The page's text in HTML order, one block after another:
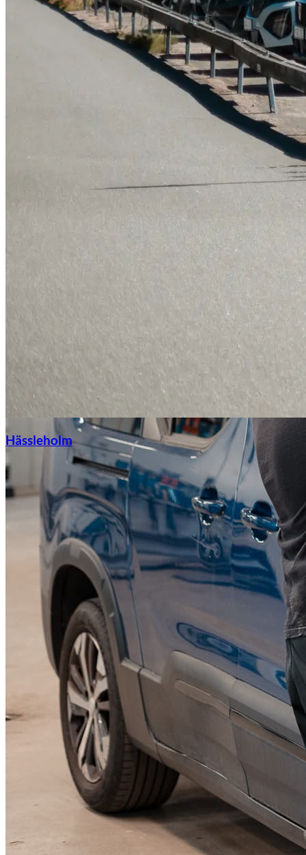
KGM Pickups
Fordonstyp
PickupTransportbilPersonbil
Visa alla fordon
Hässleholm